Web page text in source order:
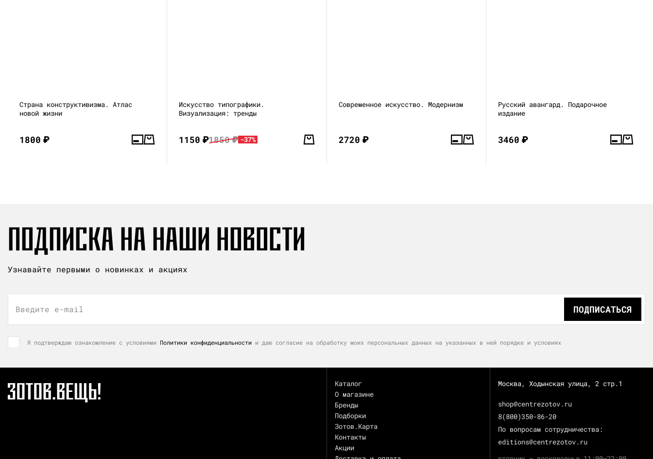
Страна конструктивизма. Атлас
новой жизни
1800₽
Искусство типографики.
Визуализация: тренды
1150₽1850₽ -37%
Современное искусство. Модернизм
2720₽
Русский авангард. Подарочное
издание
3460₽
ПОДПИСКА НА НАШИ НОВОСТИ
Узнавайте первыми о новинках и акциях
Введите e-mail ПОДПИСАТЬСЯ
Я подтверждаю ознакомление с условиями Политики конфиденциальности и даю согласие на обработку моих персональных данных на указанных в ней порядке и условиях
Каталог
О магазине
Бренды
Подборки
Зотов.Карта
Контакты
Акции
Москва, Ходынская улица, 2 стр.1
shop@centrezotov.ru
8(800)350-86-20
По вопросам сотрудничества:
editions@centrezotov.ru